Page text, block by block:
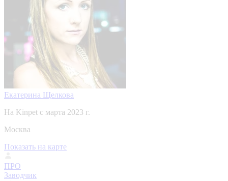
Екатерина Щелкова
На Kinpet c марта 2023 г.
Москва
Показать на карте
ПРО
Заводчик